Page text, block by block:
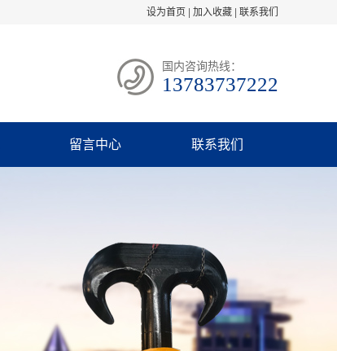
设为首页 加入收藏 联系我们
国内咨询热线：
13783737222
留言中心 联系我们